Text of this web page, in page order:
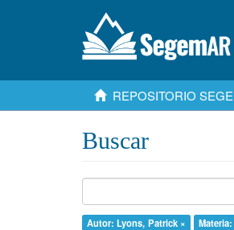
REPOSITORIO
Buscar
Autor: Lyons, Patrick ×